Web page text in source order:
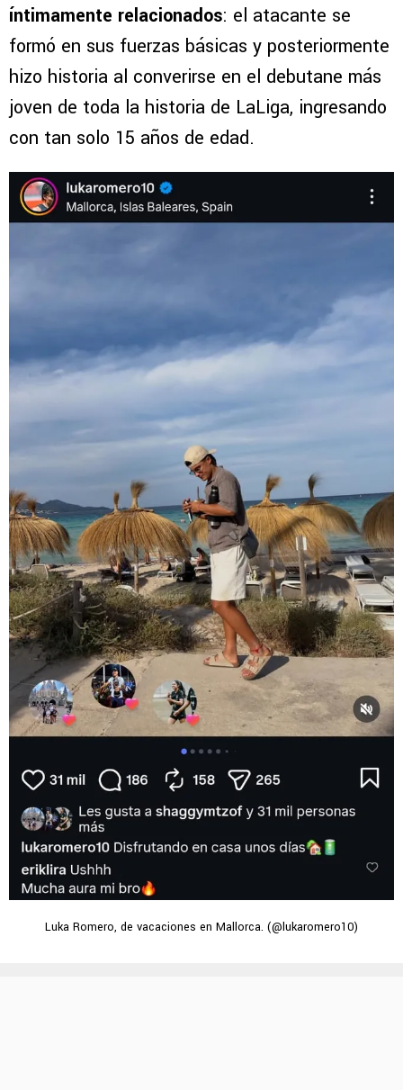
íntimamente relacionados: el atacante se
formó en sus fuerzas básicas y posteriormente
hizo historia al converirse en el debutane más
joven de toda la historia de LaLiga, ingresando
con tan solo 15 años de edad.
Luka Romero, de vacaciones en Mallorca. (@lukaromero10)